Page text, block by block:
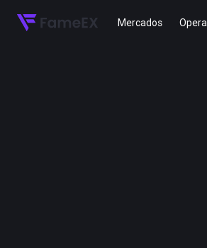
Mercados